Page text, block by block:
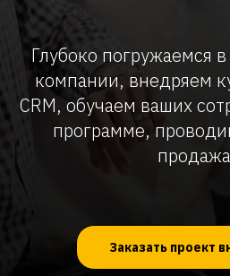
Глубоко погружаемся
компании, внедряем
CRM, обучаем ваших
программе,
Заказать проект